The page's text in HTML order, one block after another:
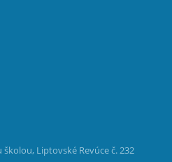
Liptovské Revúce č. 232